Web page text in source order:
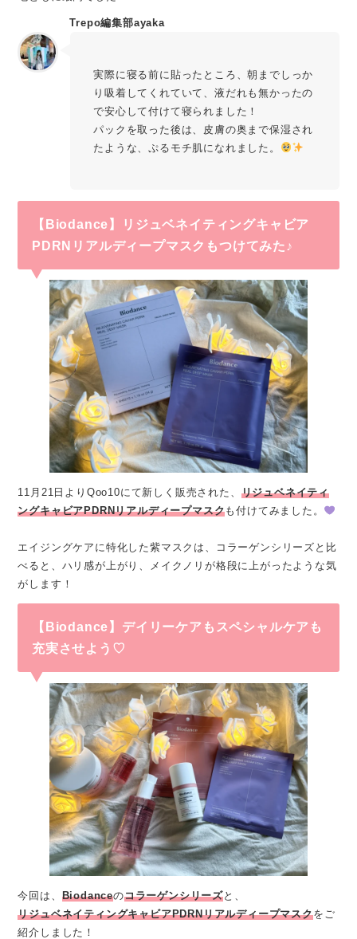
Trepo編集部ayaka
実際に寝る前に貼ったところ、朝までしっか
り吸着してくれていて、液だれも無かったの
で安心して付けて寝られました！
パックを取った後は、皮膚の奥まで保湿され
たような、ぷるモチ肌になれました。
【Biodance】リジュベネイティングキャビア
PDRNリアルディープマスクもつけてみた♪
11月21日よりQoo10にて新しく販売された、 リジュベネイティ
ングキャビアPDRNリアルディープマスクも付けてみました。
エイジングケアに特化した紫マスクは、コラーゲンシリーズと比
べると、ハリ感が上がり、メイクノリが格段に上がったような気
がします！
【Biodance】デイリーケアもスペシャルケアも
充実させよう♡
今回は、 Biodanceのコラーゲンシリーズと、
リジュベネイティングキャビアPDRNリアルディープマスクをご
紹介しました！